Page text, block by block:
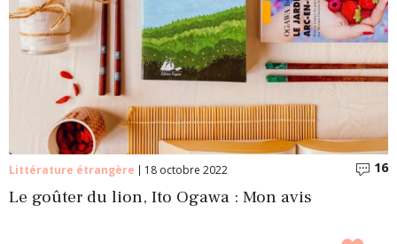
Littérature étrangère 18 octobre 2022 16
Le goûter du lion, Ito Ogawa : Mon avis